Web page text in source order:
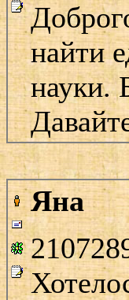
найти
науки.
Яна